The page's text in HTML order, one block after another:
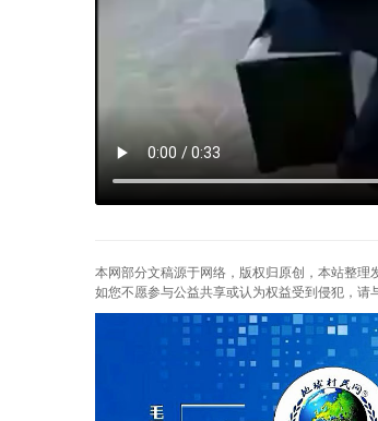
本网部分文稿源于网络，版权归原创，本站整理
如您不愿参与公益共享或认为权益受到侵犯，请